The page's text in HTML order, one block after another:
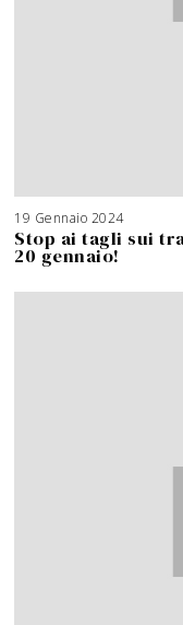
19 Gennaio 2024
Stop ai tagli sui
20 gennaio!